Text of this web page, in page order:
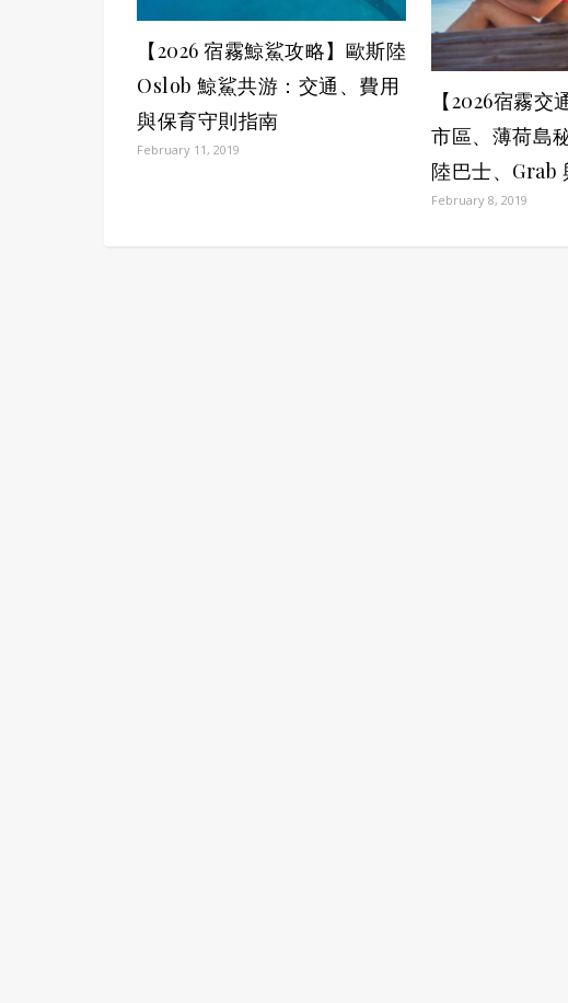
【2026 宿霧鯨鯊攻略】歐斯陸
Oslob 鯨鯊共游：交通、費用
與保育守則指南
February 11, 2019
【2026宿霧
市區、薄荷島
陸巴士、Grab
February 8, 2019